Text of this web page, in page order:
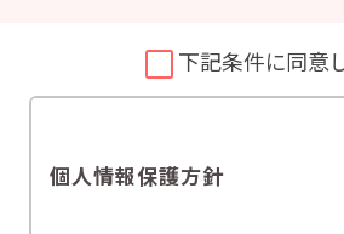
下記条件に同意し
個人情報保護方針